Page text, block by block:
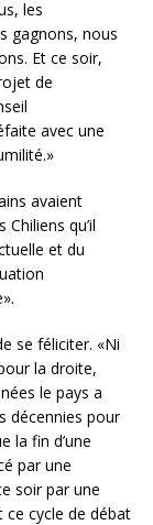
les
gagnons, nous
Et ce soir,
de
avec une
avaient
qu’il
et du
se féliciter. «Ni
la droite,
le pays a
décennies pour
la fin d’une
par une
soir par une
cycle de débat